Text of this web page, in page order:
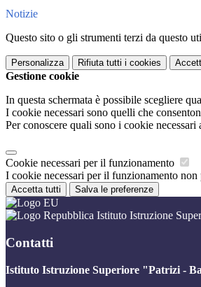
Notizie
Questo sito o gli strumenti terzi da questo
Personalizza Rifiuta tutti i cookies
Gestione cookie
In questa schermata è possibile scegliere
I cookie necessari sono quelli che
Per conoscere quali sono i cookie
Cookie necessari per il funzionamento
I cookie necessari per il funzionamento
Accetta tutti Salva le preferenze
Istituto Istruzione
Contatti
Istituto Istruzione Superiore "Patrizi -